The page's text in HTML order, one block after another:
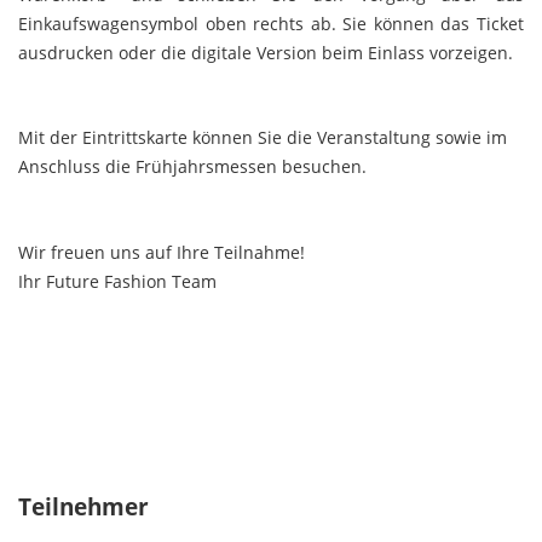
Einkaufswagensymbol oben rechts ab. Sie können das Ticket
ausdrucken oder die digitale Version beim Einlass vorzeigen.
Mit der Eintrittskarte können Sie die Veranstaltung sowie im
Anschluss die Frühjahrsmessen besuchen.
Wir freuen uns auf Ihre Teilnahme!
Ihr Future Fashion Team
Teilnehmer